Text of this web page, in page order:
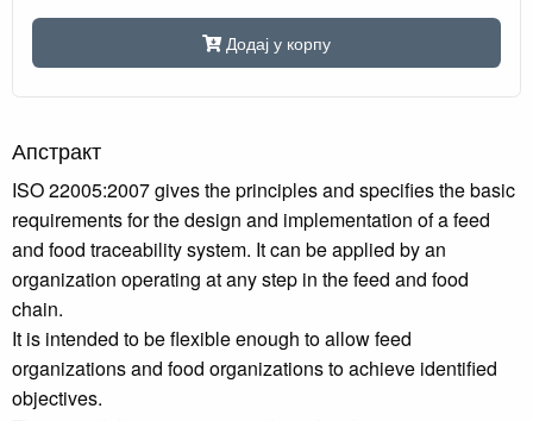
Додај у корпу
Апстракт
ISO 22005:2007 gives the principles and specifies the basic
requirements for the design and implementation of a feed
and food traceability system. It can be applied by an
organization operating at any step in the feed and food
chain.
It is intended to be flexible enough to allow feed
organizations and food organizations to achieve identified
objectives.